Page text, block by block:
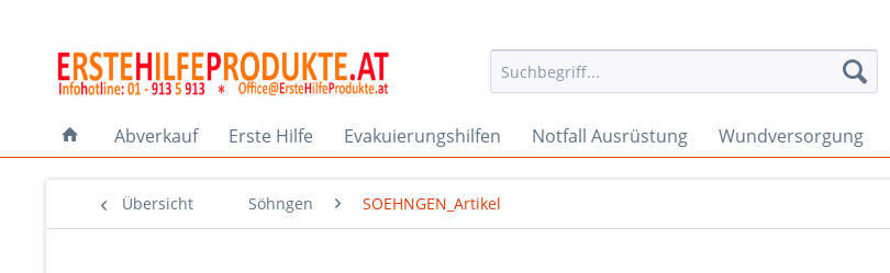
Abverkauf Erste Hilfe Evakuierungshilfen Notfall Ausrüstung Wundversorgung
Übersicht Söhngen SOEHNGEN_Artikel